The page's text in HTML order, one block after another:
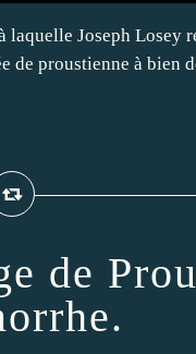
laquelle Joseph Losey
proustienne à bien
de